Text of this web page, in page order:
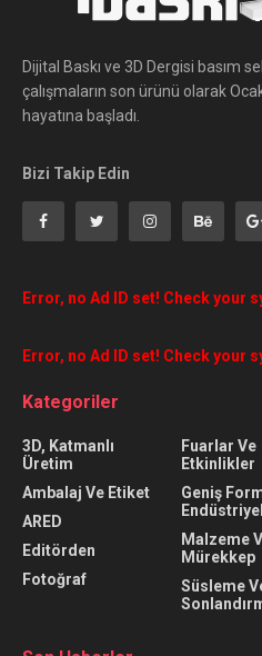
Dijital Baskı ve 3D Dergisi basım
çalışmaların son ürünü olarak
hayatına başladı.
Bizi Takip Edin
Error, no Ad ID set! Check your
Error, no Ad ID set! Check your
Kategoriler
3D, Katmanlı
Üretim
Ambalaj Ve Etiket
ARED
Editörden
Fotoğraf
Fuarlar Ve
Etkinlikler
Geniş
Malzeme
Mürekkep
Süsleme